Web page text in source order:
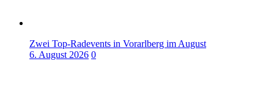
Zwei Top-Radevents in Vorarlberg im August
6. August 2026 0